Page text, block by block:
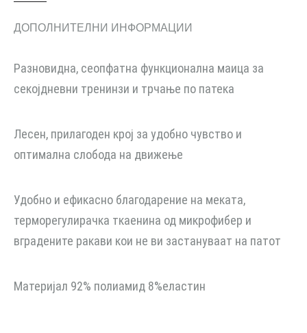
ДОПОЛНИТЕЛНИ ИНФОРМАЦИИ
Разновидна, сеопфатна функционална маица за
секојдневни тренинзи и трчање по патека
Лесен, прилагоден крој за удобно чувство и
оптимална слобода на движење
Удобно и ефикасно благодарение на меката,
терморегулирачка ткаенина од микрофибер и
вградените ракави кои не ви застануваат на патот
Материјал 92% полиамид 8%еластин